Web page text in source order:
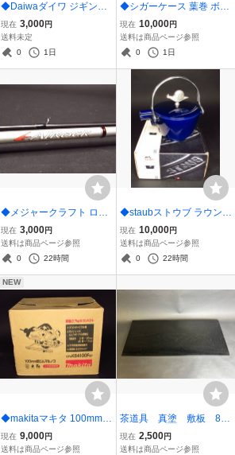
◆Daiwaダイワ ジギング
ロッド Catalina Stickキャ
タリナスティック CS59S
-3
現在 3,000円
送料未定
0
1日
◆シガーケース 葉巻 ボッ
クス 喫煙 HORCHOW
イタリア製
現在 10,000円
送料は商品ページ参照
0
1日
◆メジャークラフト ロッ
クフィッシュロッドAIRoc
K AR-T822M
現在 3,000円
送料は商品ページ参照
0
22時間
◆staubストウブ ラウン
ド ティーポット グラン
ブルー 1.15 16.5cm 取手
変更 カタツムリ 鋳物ホー
現在 10,000円
送料は商品ページ参照
0
22時間
NEW
◆makitaマキタ 100mm
防塵マルノコ KS4100FS
P
現在 9,000円
送料は商品ページ参照
茶道具 真塗 敷板 85×
36cm
現在 2,500円
送料は商品ページ参照